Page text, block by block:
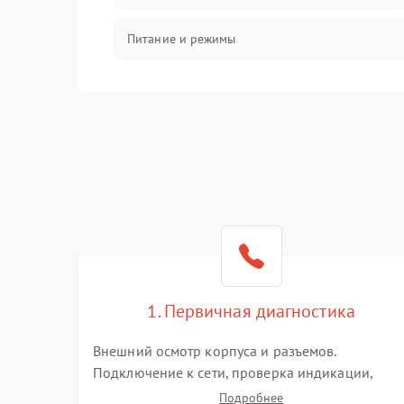
Питание и режимы
1. Первичная диагностика
Внешний осмотр корпуса и разъемов.
Подключение к сети, проверка индикации,
звуковых сигналов и кодов ошибок. Измерение
Подробнее